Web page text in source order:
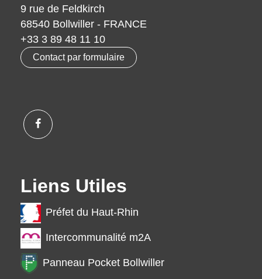
9 rue de Feldkirch
68540 Bollwiller - FRANCE
+33 3 89 48 11 10
Contact par formulaire
Liens Utiles
Préfet du Haut-Rhin
Intercommunalité m2A
Panneau Pocket Bollwiller